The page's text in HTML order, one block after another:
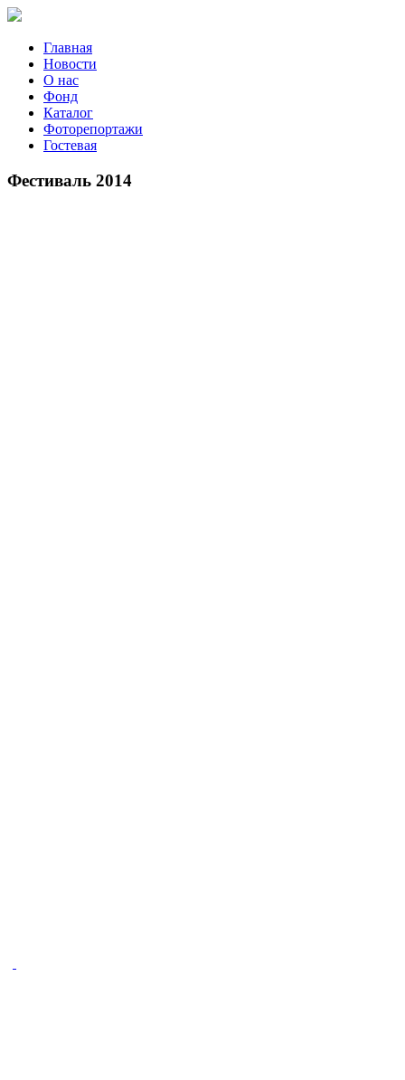
Главная
Новости
О нас
Фонд
Каталог
Фоторепортажи
Гостевая
Фестиваль 2014